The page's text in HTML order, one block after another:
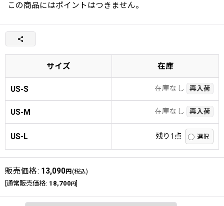
この商品にはポイントはつきません。
サイズ 在庫
US-S 在庫なし 再入荷
US-M 在庫なし 再入荷
US-L 残り1点
販売価格: 13,090円 (税込)
通常販売価格: 18,700円